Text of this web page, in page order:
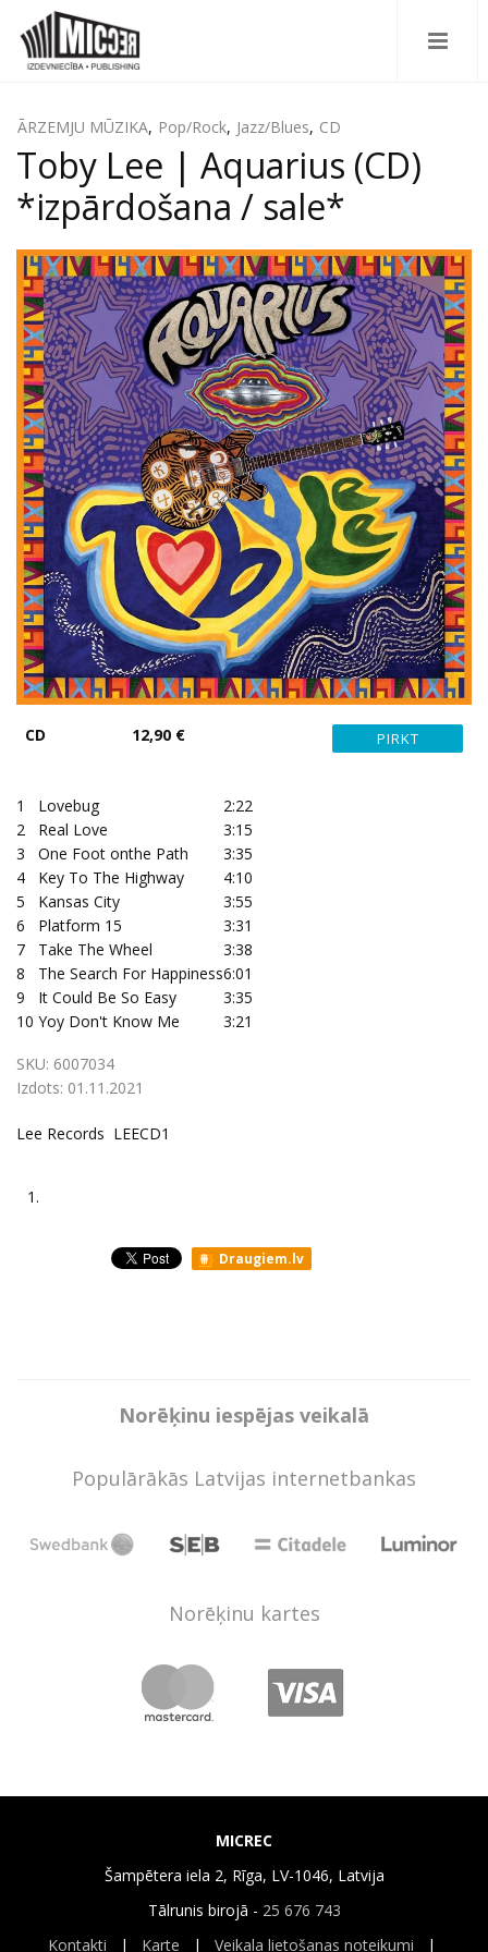
ĀRZEMJU MŪZIKA, Pop/Rock, Jazz/Blues, CD
Toby Lee | Aquarius (CD)
*izpārdošana / sale*
CD 12,90 €
1 Lovebug
2:22
2
Real Love
3:15
3
One Foot onthe Path
3:35
4
Key To The Highway
4:10
5
Kansas City
3:55
6
Platform 15
3:31
7
Take The Wheel
3:38
8
The Search For Happiness6:01
9
It Could Be So Easy
3:35
10 Yoy Don't Know Me 3:21
SKU: 6007034
Izdots: 01.11.2021
Lee Records LEECD1
1.
Draugiem.lv
Norēķinu iespējas veikalā
Populārākās Latvijas internetbankas
Norēķinu kartes
MICREC
Šampētera iela 2, Rīga, LV-1046, Latvija
Tālrunis birojā - 25 676 743
Kontakti | Karte | Veikala lietošanas noteikumi |